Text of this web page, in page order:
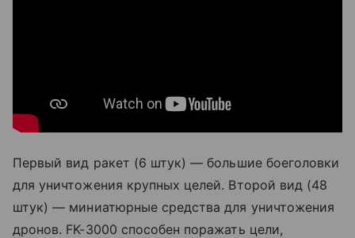
Первый вид ракет (6 штук) — большие боеголовки
для уничтожения крупных целей. Второй вид (48
штук) — миниатюрные средства для уничтожения
дронов. FK-3000 способен поражать цели,